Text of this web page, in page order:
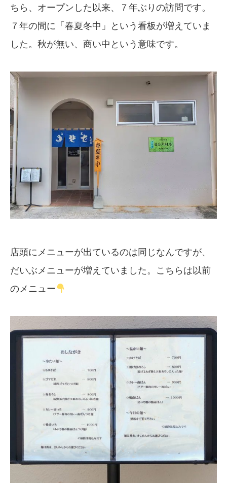
ちら、オープンした以来、７年ぶりの訪問です。
７年の間に「春夏冬中」という看板が増えていま
した。秋が無い、商い中という意味です。
店頭にメニューが出ているのは同じなんですが、
だいぶメニューが増えていました。こちらは以前
のメニュー